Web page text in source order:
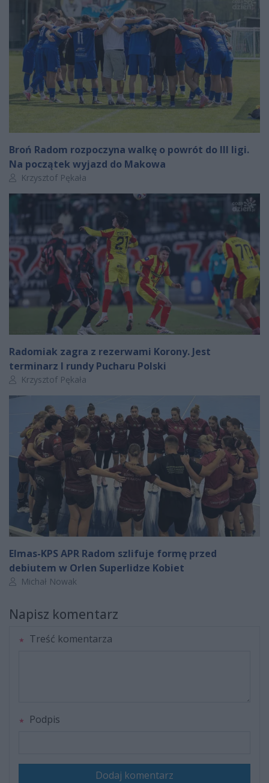
Broń Radom rozpoczyna walkę o powrót do III ligi.
Na początek wyjazd do Makowa
Autor artykułu:
Krzysztof Pękała
Radomiak zagra z rezerwami Korony. Jest
terminarz I rundy Pucharu Polski
Autor artykułu:
Krzysztof Pękała
Elmas-KPS APR Radom szlifuje formę przed
debiutem w Orlen Superlidze Kobiet
Autor artykułu:
Michał Nowak
Napisz komentarz
Treść komentarza
Podpis
Dodaj komentarz